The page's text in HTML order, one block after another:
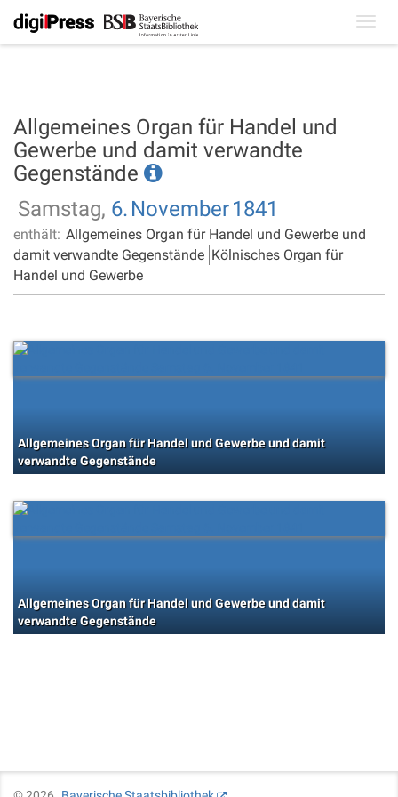
Allgemeines Organ für Handel und
Gewerbe und damit verwandte
Gegenstände
Samstag, 6. November1841
enthält: Allgemeines Organ für Handel und Gewerbe und
damit verwandte Gegenstände Kölnisches Organ für
Handel und Gewerbe
Allgemeines Organ für Handel und Gewerbe und damit
verwandte Gegenstände
Allgemeines Organ für Handel und Gewerbe und damit
verwandte Gegenstände